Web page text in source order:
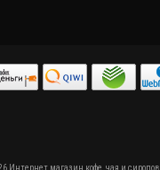
Интернет магазин кофе, чая и сиропов